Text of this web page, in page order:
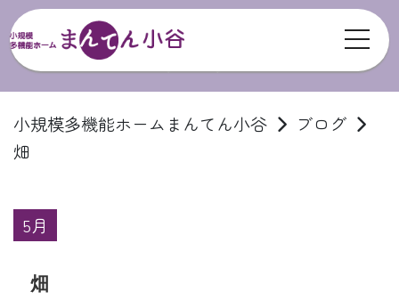
小規模多機能ホームまんてん小谷
ブログ
畑
5月
畑